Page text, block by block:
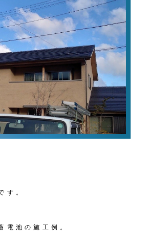
す。
電池の施工例。